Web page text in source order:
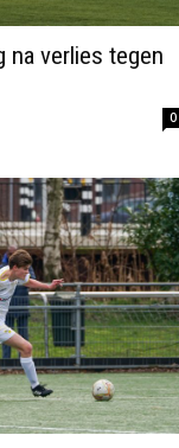
na verlies tegen
0